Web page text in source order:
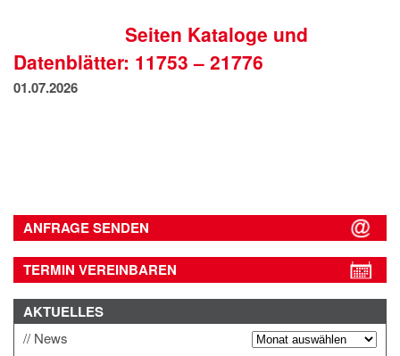
DATENSCHUTZSeiten Kataloge und
Datenblätter: 11753 – 21776
01.07.2026
ANFRAGE SENDEN
TERMIN VEREINBAREN
AKTUELLES
News